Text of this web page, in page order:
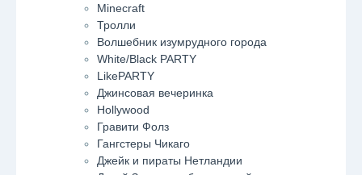
Minecraft
Тролли
Волшебник изумрудного города
White/Black PARTY
LikePARTY
Джинсовая вечеринка
Hollywood
Гравити Фолз
Гангстеры Чикаго
Джейк и пираты Нетландии